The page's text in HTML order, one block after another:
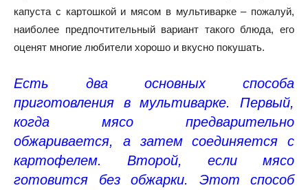
капуста с картошкой и мясом в мультиварке – пожалуй,
наиболее предпочтительный вариант такого блюда, его
оценят многие любители хорошо и вкусно покушать.
Есть два основных способа
приготовления в мультиварке. Первый,
когда мясо предварительно
обжаривается, а затем соединяется с
картофелем. Второй, если мясо
готовится без обжарки. Этот способ